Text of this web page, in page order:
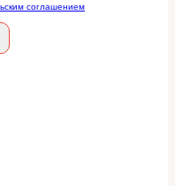
соглашением